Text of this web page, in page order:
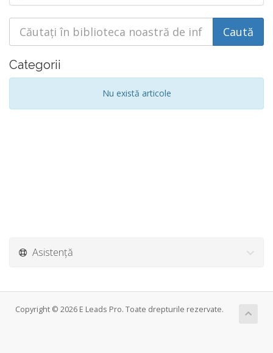
Categorii
Nu există articole
Asistență
Copyright © 2026 E Leads Pro. Toate drepturile rezervate.